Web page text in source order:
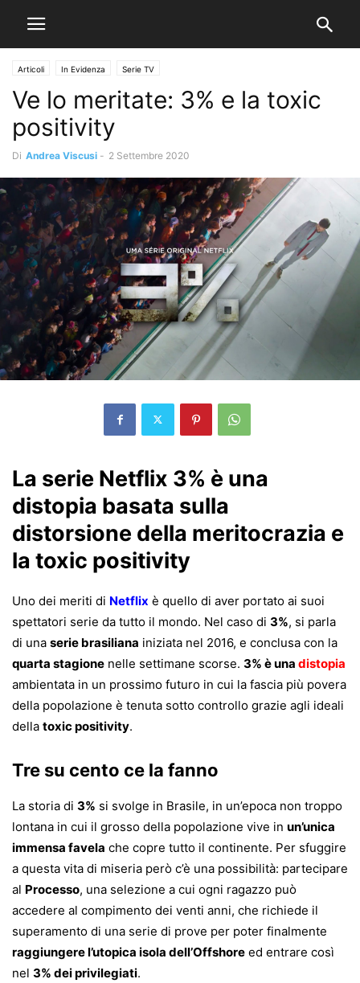
Articoli In Evidenza Serie TV
Ve lo meritate: 3% e la toxic
positivity
Di Andrea Viscusi - 2 Settembre 2020
La serie Netflix 3% è una
distopia basata sulla
distorsione della meritocrazia e
la toxic positivity
Uno dei meriti di Netflix è quello di aver portato ai suoi
spettatori serie da tutto il mondo. Nel caso di 3%, si parla
di una serie brasiliana iniziata nel 2016, e conclusa con la
quarta stagione nelle settimane scorse. 3% è una distopia
ambientata in un prossimo futuro in cui la fascia più povera
della popolazione è tenuta sotto controllo grazie agli ideali
della toxic positivity.
Tre su cento ce la fanno
La storia di 3% si svolge in Brasile, in un’epoca non troppo
lontana in cui il grosso della popolazione vive in un’unica
immensa favela che copre tutto il continente. Per sfuggire
a questa vita di miseria però c’è una possibilità: partecipare
al Processo, una selezione a cui ogni ragazzo può
accedere al compimento dei venti anni, che richiede il
superamento di una serie di prove per poter finalmente
raggiungere l’utopica isola dell’Offshore ed entrare così
nel 3% dei privilegiati.